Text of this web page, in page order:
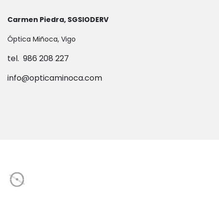
Carmen Piedra, SGSIODERV
Óptica Miñoca, Vigo
tel. 986 208 227
info@opticaminoca.com